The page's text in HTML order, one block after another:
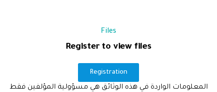
Files
Register to view files
Registration
المعلومات الواردة في هذه الوثائق هي مسؤولية المؤلفين فقط